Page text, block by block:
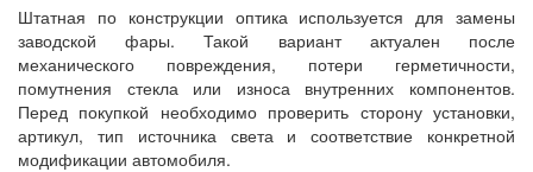
Штатная по конструкции оптика используется для замены
заводской фары. Такой вариант актуален после
механического повреждения, потери герметичности,
помутнения стекла или износа внутренних компонентов.
Перед покупкой необходимо проверить сторону установки,
артикул, тип источника света и соответствие конкретной
модификации автомобиля.